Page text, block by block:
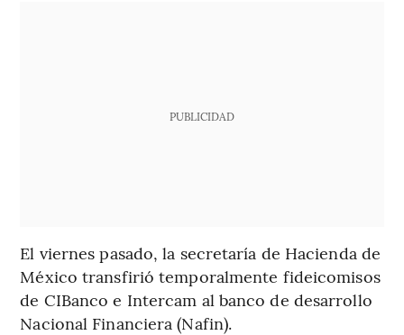
PUBLICIDAD
El viernes pasado, la secretaría de Hacienda de
México transfirió temporalmente fideicomisos
de CIBanco e Intercam al banco de desarrollo
Nacional Financiera (Nafin).